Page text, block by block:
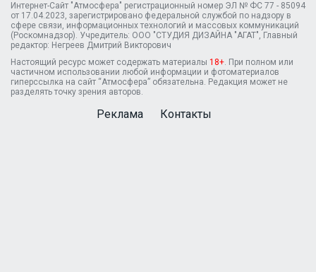
Интернет-Сайт "Атмосфера" регистрационный номер ЭЛ № ФС 77 - 85094
от 17.04.2023, зарегистрировано федеральной службой по надзору в
сфере связи, информационных технологий и массовых коммуникаций
(Роскомнадзор). Учредитель: ООО "СТУДИЯ ДИЗАЙНА "АГАТ", Главный
редактор: Негреев Дмитрий Викторович
Настоящий ресурс может содержать материалы 18+. При полном или
частичном использовании любой информации и фотоматериалов
гиперссылка на сайт “Атмосфера” обязательна. Редакция может не
разделять точку зрения авторов.
Реклама Контакты